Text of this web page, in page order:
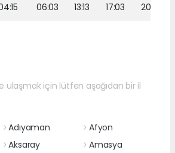
06:03 13:13 17:03 20:12
ulaşmak için lütfen aşağıdan bir il
Adıyaman
Afyon
Aksaray
Amasya